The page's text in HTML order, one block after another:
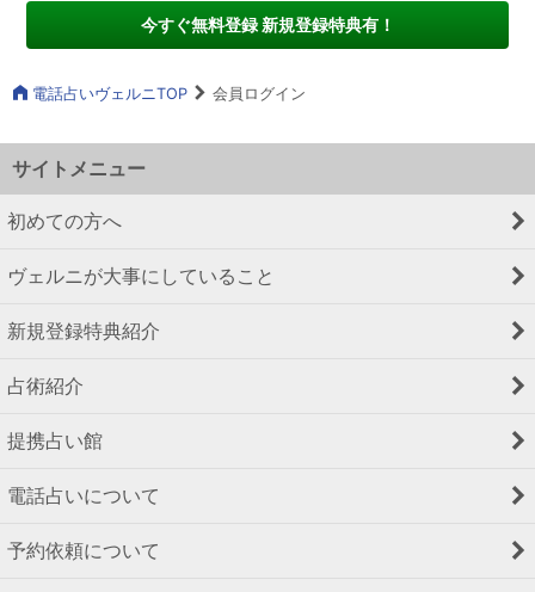
今すぐ無料登録 新規登録特典有！
電話占いヴェルニTOP 会員ログイン
サイトメニュー
初めての方へ
ヴェルニが大事にしていること
新規登録特典紹介
占術紹介
提携占い館
電話占いについて
予約依頼について